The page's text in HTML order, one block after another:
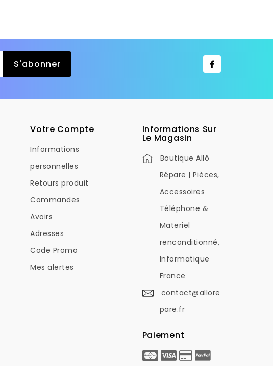
Votre Compte
Informations
personnelles
Retours produit
Commandes
Avoirs
Adresses
Code Promo
Mes alertes
Informations Sur
Le Magasin
Boutique Allô
Répare | Pièces,
Accessoires
Téléphone &
Materiel
renconditionné,
Informatique
France
contact@allore
pare.fr
Paiement